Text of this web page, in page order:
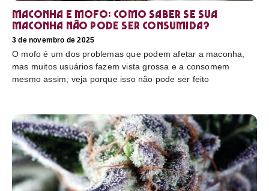
Maconha e mofo: como saber se sua
maconha não pode ser consumida?
3 de novembro de 2025
O mofo é um dos problemas que podem afetar a maconha,
mas muitos usuários fazem vista grossa e a consomem
mesmo assim; veja porque isso não pode ser feito